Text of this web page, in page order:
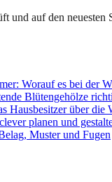
und auf den
Worauf es bei der
Blütengehölze
Hausbesitzer über die
planen und
Muster und Fugen